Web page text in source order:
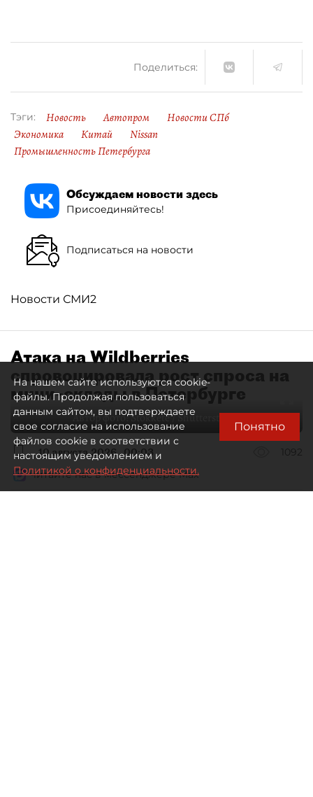
Поделиться:
Тэги: Новость Автопром
Новости СПб
Экономика
Китай
Nissan
Промышленность Петербурга
Обсуждаем новости здесь
Присоединяйтесь!
Подписаться на новости
Новости СМИ2
Атака на Wildberries
спровоцировала рост спроса на
мини–склады в Петербурге
Автор фото:Stokkete / Shutterstock / FOTODOM
10 августа 2026 00:03
1092
Читайте нас в мессенджере Max
На нашем сайте используются cookie-
файлы. Продолжая пользоваться
данным сайтом, вы подтверждаете
свое согласие на использование
файлов cookie в соответствии с
настоящим уведомлением и
Политикой о конфиденциальности.
Понятно